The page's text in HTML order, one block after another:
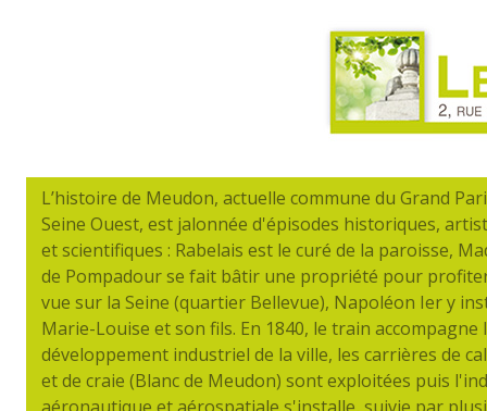
L’histoire de Meudon, actuelle commune du Grand
Seine Ouest, est jalonnée d'épisodes historiques,
et scientifiques : Rabelais est le curé de la paroisse,
de Pompadour se fait bâtir une propriété pour
vue sur la Seine (quartier Bellevue), Napoléon Ier y
Marie-Louise et son fils. En 1840, le train accompagne
développement industriel de la ville, les carrières de
et de craie (Blanc de Meudon) sont exploitées puis